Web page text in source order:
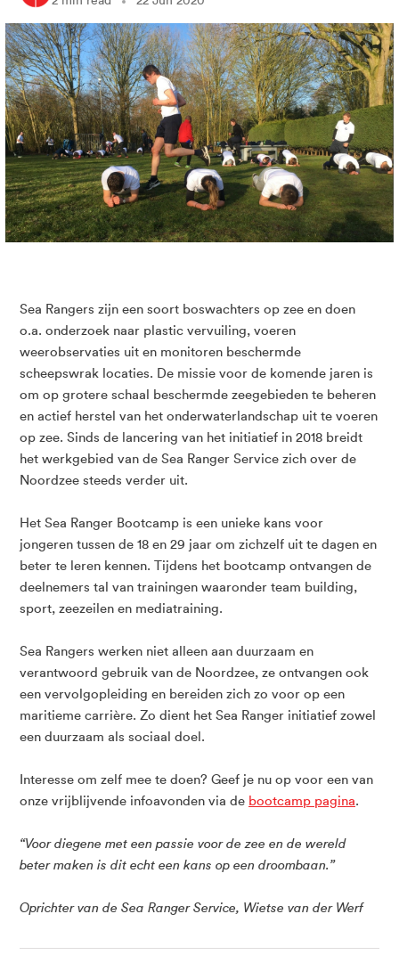
Sea Rangers zijn een soort boswachters op zee en doen
o.a. onderzoek naar plastic vervuiling, voeren
weerobservaties uit en monitoren beschermde
scheepswrak locaties. De missie voor de komende jaren is
om op grotere schaal beschermde zeegebieden te beheren
en actief herstel van het onderwaterlandschap uit te voeren
op zee. Sinds de lancering van het initiatief in 2018 breidt
het werkgebied van de Sea Ranger Service zich over de
Noordzee steeds verder uit.
Het Sea Ranger Bootcamp is een unieke kans voor
jongeren tussen de 18 en 29 jaar om zichzelf uit te dagen en
beter te leren kennen. Tijdens het bootcamp ontvangen de
deelnemers tal van trainingen waaronder team building,
sport, zeezeilen en mediatraining.
Sea Rangers werken niet alleen aan duurzaam en
verantwoord gebruik van de Noordzee, ze ontvangen ook
een vervolgopleiding en bereiden zich zo voor op een
maritieme carrière. Zo dient het Sea Ranger initiatief zowel
een duurzaam als sociaal doel.
Interesse om zelf mee te doen? Geef je nu op voor een van
onze vrijblijvende infoavonden via de bootcamp pagina.
“Voor diegene met een passie voor de zee en de wereld
beter maken is dit echt een kans op een droombaan.”
Oprichter van de Sea Ranger Service, Wietse van der Werf